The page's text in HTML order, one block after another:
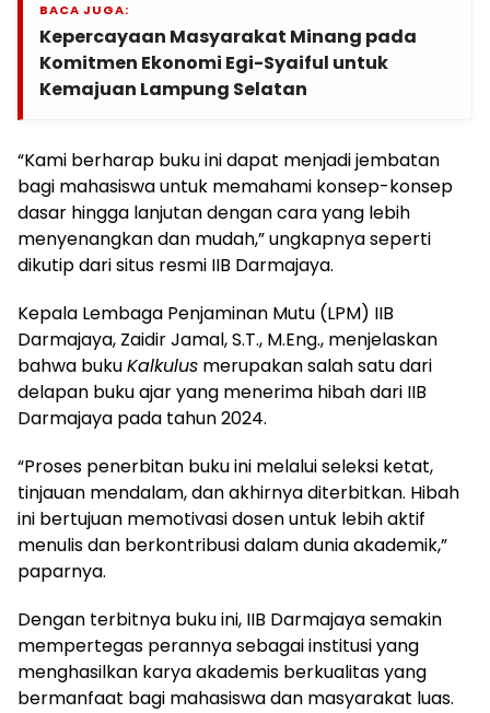
BACA JUGA:
Kepercayaan Masyarakat Minang pada
Komitmen Ekonomi Egi-Syaiful untuk
Kemajuan Lampung Selatan
“Kami berharap buku ini dapat menjadi jembatan
bagi mahasiswa untuk memahami konsep-konsep
dasar hingga lanjutan dengan cara yang lebih
menyenangkan dan mudah,” ungkapnya seperti
dikutip dari situs resmi IIB Darmajaya.
Kepala Lembaga Penjaminan Mutu (LPM) IIB
Darmajaya, Zaidir Jamal, S.T., M.Eng., menjelaskan
bahwa bukuKalkulus merupakan salah satu dari
delapan buku ajar yang menerima hibah dari IIB
Darmajaya pada tahun 2024.
“Proses penerbitan buku ini melalui seleksi ketat,
tinjauan mendalam, dan akhirnya diterbitkan. Hibah
ini bertujuan memotivasi dosen untuk lebih aktif
menulis dan berkontribusi dalam dunia akademik,”
paparnya.
Dengan terbitnya buku ini, IIB Darmajaya semakin
mempertegas perannya sebagai institusi yang
menghasilkan karya akademis berkualitas yang
bermanfaat bagi mahasiswa dan masyarakat luas.